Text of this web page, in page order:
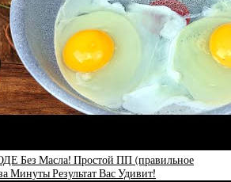
Без Масла! Простой ПП (правильное
Минуты Результат Вас Удивит!